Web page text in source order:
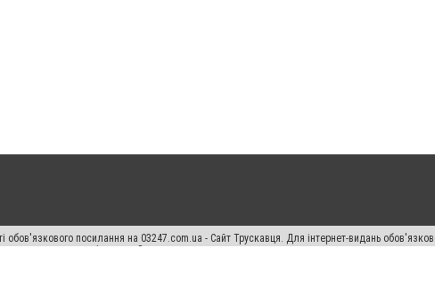
посилання на 03247.com.ua - Сайт Трускавця. Для інтернет-видань
прав переслідується Законом.